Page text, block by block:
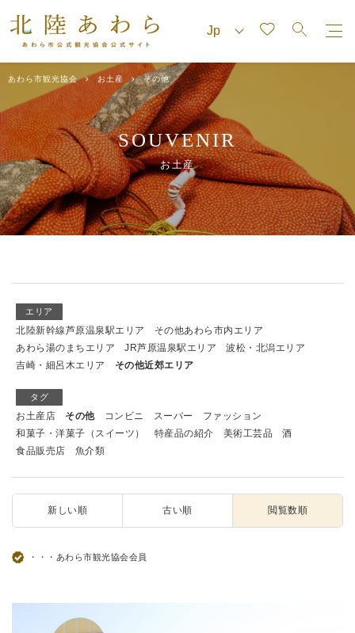
あわら市観光協会 お土産 その他
SOUVENIR
お土産
エリア
北陸新幹線芦原温泉駅エリア
その他あわら市内エリア
あわら湯のまちエリア
JR芦原温泉駅エリア
波松・北潟エリア
吉崎・細呂木エリア
その他近郊エリア
タグ
お土産店 その他 コンビニ スーパー
ファッション
和菓子・洋菓子（スイーツ）
特産品の紹介 美術工芸品
酒
食品販売店
魚介類
新しい順 古い順 閲覧数順
・・・あわら市観光協会会員